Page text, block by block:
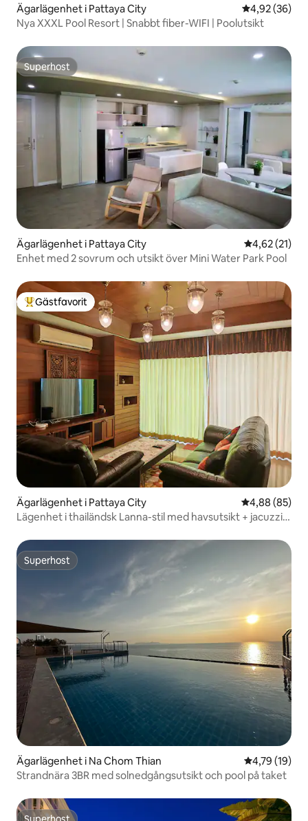
Ägarlägenhet i Pattaya City 4,92 av 5 i
4,92 (36)
Nya XXXL Pool Resort | Snabbt fiber-WIFI | Poolutsikt
Superhost
Superhost
Ägarlägenhet i Pattaya City 4,62 av 5 i
4,62 (21)
Enhet med 2 sovrum och utsikt över Mini Water Park Pool
Populär gästfavorit
Gästfavorit
Ägarlägenhet i Pattaya City 4,88 av 5 i
4,88 (85)
Lägenhet i thailändsk Lanna-stil med havsutsikt + jacuzzi
Superhost
Superhost
Ägarlägenhet i Na Chom Thian 4,79 av 5 i
4,79 (19)
Strandnära 3BR med solnedgångsutsikt och pool på taket